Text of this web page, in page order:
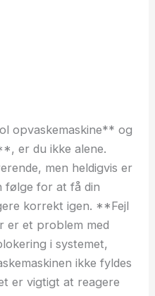
opvaskemaskine** og
er du ikke alene.
men heldigvis er
følge for at få din
korrekt igen. **Fejl
er et problem med
i systemet,
ikke fyldes
er vigtigt at reagere